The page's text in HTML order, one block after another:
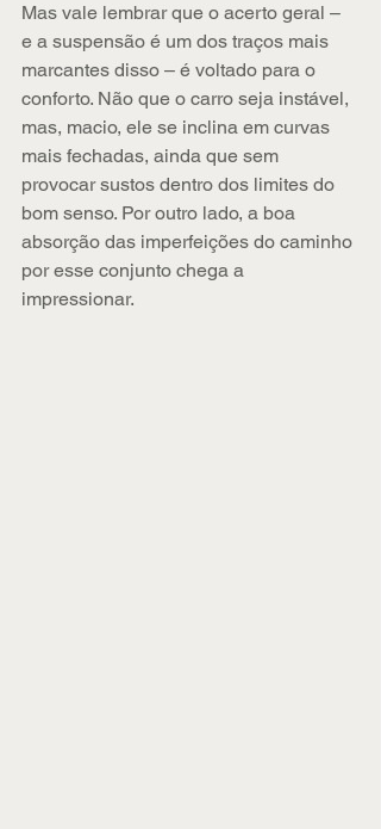
Mas vale lembrar que o acerto geral –
e a suspensão é um dos traços mais
marcantes disso – é voltado para o
conforto. Não que o carro seja instável,
mas, macio, ele se inclina em curvas
mais fechadas, ainda que sem
provocar sustos dentro dos limites do
bom senso. Por outro lado, a boa
absorção das imperfeições do caminho
por esse conjunto chega a
impressionar.